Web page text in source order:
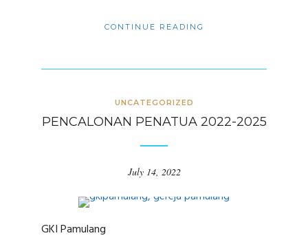
CONTINUE READING
UNCATEGORIZED
PENCALONAN PENATUA 2022-2025
July 14, 2022
GKI Pamulang